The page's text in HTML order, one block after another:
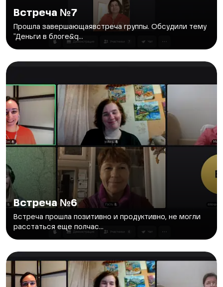
Встреча №7
Прошла завершающаявстреча группы. Обсудили тему
"Деньги в блоге&q...
Встреча №6
Встреча прошла позитивно и продуктивно, не могли
расстаться еще полчас...